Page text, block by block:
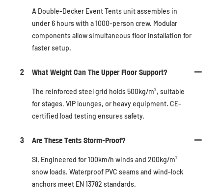
A Double-Decker Event Tents unit assembles in
under 6 hours with a 1000-person crew. Modular
components allow simultaneous floor installation for
faster setup.
2 What Weight Can The Upper Floor Support?
The reinforced steel grid holds 500kg/m², suitable
for stages, VIP lounges, or heavy equipment. CE-
certified load testing ensures safety.
3 Are These Tents Storm-Proof?
Sí. Engineered for 100km/h winds and 200kg/m²
snow loads. Waterproof PVC seams and wind-lock
anchors meet EN 13782 standards.